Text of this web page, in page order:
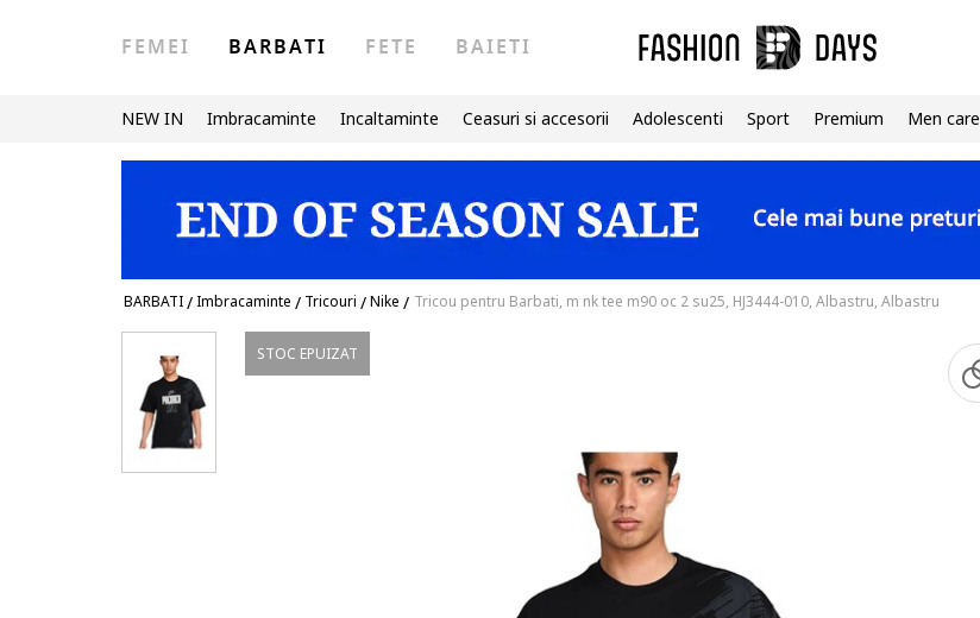
FEMEI BARBATI FETE BAIETI
NEW IN Imbracaminte Incaltaminte Ceasuri si accesorii Adolescenti Sport Premium Men care
BARBATI/Imbracaminte / Tricouri /Nike / Tricou pentru Barbati, m nk tee m90 oc 2 su25, HJ3444-010, Albastru, Albastru
STOC EPUIZAT